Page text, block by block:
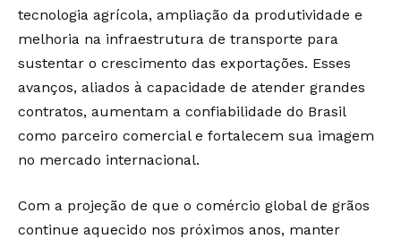
tecnologia agrícola, ampliação da produtividade e
melhoria na infraestrutura de transporte para
sustentar o crescimento das exportações. Esses
avanços, aliados à capacidade de atender grandes
contratos, aumentam a confiabilidade do Brasil
como parceiro comercial e fortalecem sua imagem
no mercado internacional.
Com a projeção de que o comércio global de grãos
continue aquecido nos próximos anos, manter